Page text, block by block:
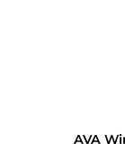
AVA